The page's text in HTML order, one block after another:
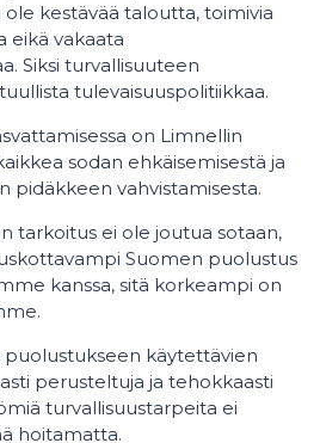
kestävää taloutta, toimivia
eikä vakaata
Siksi turvallisuuteen
tulevaisuuspolitiikkaa.
on Limnellin
sodan ehkäisemisestä ja
pidäkkeen vahvistamisesta.
tarkoitus ei ole joutua sotaan,
Suomen puolustus
kanssa, sitä korkeampi on
käytettävien
perusteltuja ja tehokkaasti
turvallisuustarpeita ei
hoitamatta.